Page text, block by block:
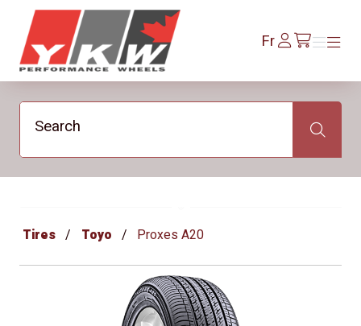
YKW Wheels
FrSe
connecter/fr/cart
Menu
Menu
Search Search
Tires Toyo Proxes A20